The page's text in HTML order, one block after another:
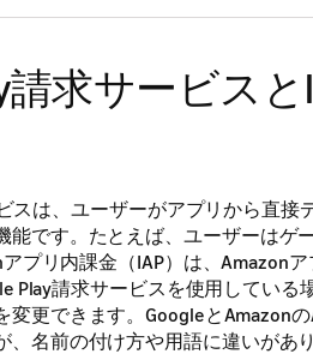
請求サービス
スは、ユーザーがアプリから直接
能です。たとえば、ユーザーはゲ
プリ内課金（IAP）は、Amazon
Play請求サービスを使用している
変更できます。GoogleとAmazon
名前の付け方や用語に違いがあり